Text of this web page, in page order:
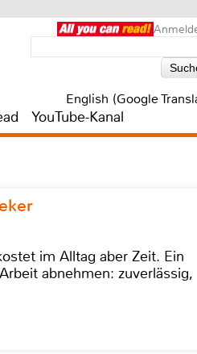
English (Google
YouTube-Kanal
im Alltag aber Zeit. Ein
abnehmen: zuverlässig,